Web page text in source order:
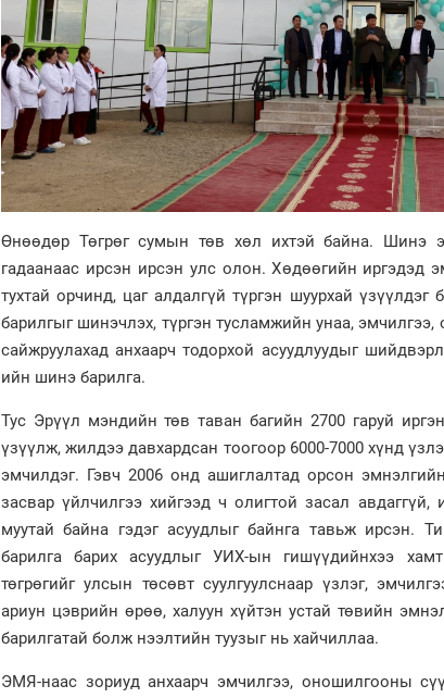
Өнөөдөр Төгрөг сумын төв хөл ихтэй байна. Шинэ
гадаанаас ирсэн ирсэн улс олон. Хөдөөгийн иргэдэд
тухтай орчинд, цаг алдалгүй түргэн шуурхай
барилгыг шинэчлэх, түргэн тусламжийн унаа,
сайжруулахад анхаарч тодорхой асуудлуудыг
ийн шинэ барилга.
Тус Эрүүл мэндийн төв таван багийн 2700 гаруй
үзүүлж, жилдээ давхардсан тоогоор 6000-7000 хүнд
эмчилдэг. Гэвч 2006 онд ашиглалтад орсон
засвар үйлчилгээ хийгээд ч олигтой засал авдаггүй,
муутай байна гэдэг асуудлыг байнга тавьж ирсэн.
барилга барих асуудлыг УИХ-ын гишүүдийнхээ
төгрөгийг улсын төсөвт суулгуулснаар үзлэг,
ариун цэврийн өрөө, халуун хүйтэн устай төвийн
барилгатай болж нээлтийн туузыг нь хайчиллаа.
ЭМЯ-наас зориуд анхаарч эмчилгээ, оношилгооны